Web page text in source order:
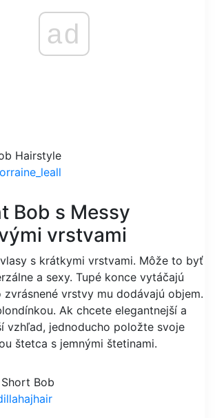
ad
Bob s Messy
vrstvami
s krátkymi vrstvami. Môže to byť
a sexy. Tupé konce vytáčajú
vrstvy mu dodávajú objem.
Ak chcete elegantnejší a
vzhľad, jednoducho položte svoje
štetca s jemnými štetinami.